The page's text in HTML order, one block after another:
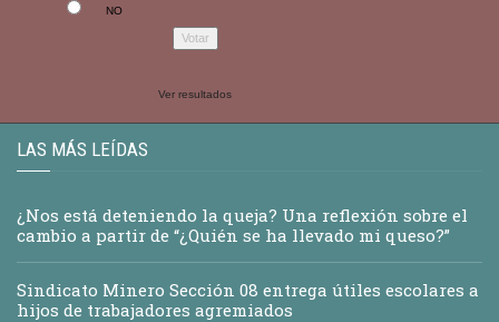
NO
Ver resultados
LAS MÁS LEÍDAS
¿Nos está deteniendo la queja? Una reflexión sobre el
cambio a partir de “¿Quién se ha llevado mi queso?”
Sindicato Minero Sección 08 entrega útiles escolares a
hijos de trabajadores agremiados